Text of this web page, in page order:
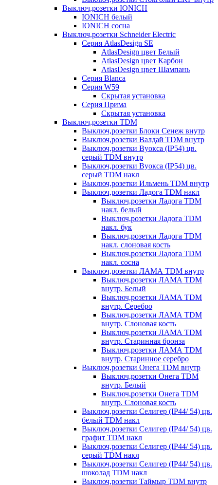
Выключ,розетки IONICH
IONICH белый
IONICH сосна
Выключ,розетки Schneider Electric
Серия AtlasDesign SE
AtlasDesign цвет Белый
AtlasDesign цвет Карбон
AtlasDesign цвет Шампань
Серия Blanca
Серия W59
Скрытая установка
Серия Прима
Скрытая установка
Выключ,розетки TDM
Выключ,розетки Блоки Сенеж внутр
Выключ,розетки Валдай TDM внутр
Выключ,розетки Вуокса (IP54) цв.
серый TDM внутр
Выключ,розетки Вуокса (IP54) цв.
серый TDM накл
Выключ,розетки Ильмень TDM внутр
Выключ,розетки Ладога TDM накл
Выключ,розетки Ладога TDM
накл. белый
Выключ,розетки Ладога TDM
накл. бук
Выключ,розетки Ладога TDM
накл. слоновая кость
Выключ,розетки Ладога TDM
накл. сосна
Выключ,розетки ЛАМА TDM внутр
Выключ,розетки ЛАМА TDM
внутр. Белый
Выключ,розетки ЛАМА TDM
внутр. Серебро
Выключ,розетки ЛАМА TDM
внутр. Слоновая кость
Выключ,розетки ЛАМА TDM
внутр. Старинная бронза
Выключ,розетки ЛАМА TDM
внутр. Старинное серебро
Выключ,розетки Онега TDM внутр
Выключ,розетки Онега TDM
внутр. Белый
Выключ,розетки Онега TDM
внутр. Слоновая кость
Выключ,розетки Селигер (IP44/ 54) цв.
белый TDM накл
Выключ,розетки Селигер (IP44/ 54) цв.
графит TDM накл
Выключ,розетки Селигер (IP44/ 54) цв.
серый TDM накл
Выключ,розетки Селигер (IP44/ 54) цв.
шоколад TDM накл
Выключ,розетки Таймыр TDM внутр